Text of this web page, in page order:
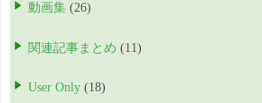
動画集 (26)
関連記事まとめ (11)
User Only (18)